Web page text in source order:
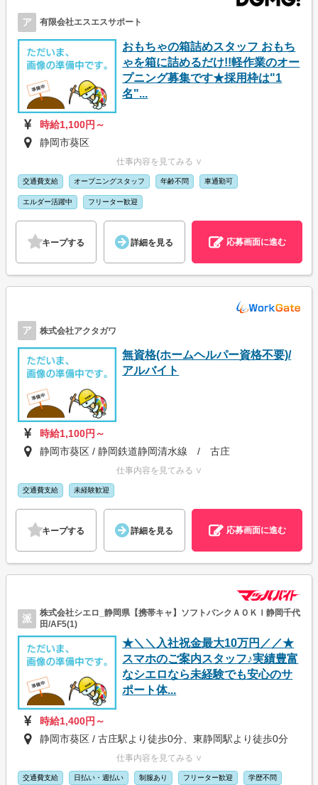
ア 有限会社エスエスサポート
おもちゃの箱詰めスタッフ おもち
ゃを箱に詰めるだけ!!軽作業のオー
プニング募集です★採用枠は"1
名"...
時給1,100円～
静岡市葵区
仕事内容を見てみる ∨
交通費支給 オープニングスタッフ 年齢不問 車通勤可
エルダー活躍中 フリーター歓迎
キープする 詳細を見る 応募画面に進む
ア 株式会社アクタガワ
無資格(ホームヘルパー資格不要)/
アルバイト
時給1,100円～
静岡市葵区 / 静岡鉄道静岡清水線 / 古庄
仕事内容を見てみる ∨
交通費支給 未経験歓迎
キープする 詳細を見る 応募画面に進む
派
株式会社シエロ_静岡県【携帯キャ】ソフトバンクＡＯＫＩ静岡千代
田/AF5(1)
★＼＼入社祝金最大10万円／／★
スマホのご案内スタッフ♪実績豊富
なシエロなら未経験でも安心のサ
ポート体...
時給1,400円～
静岡市葵区 / 古庄駅より徒歩0分、東静岡駅より徒歩0分
仕事内容を見てみる ∨
交通費支給 日払い・週払い 制服あり フリーター歓迎 学歴不問